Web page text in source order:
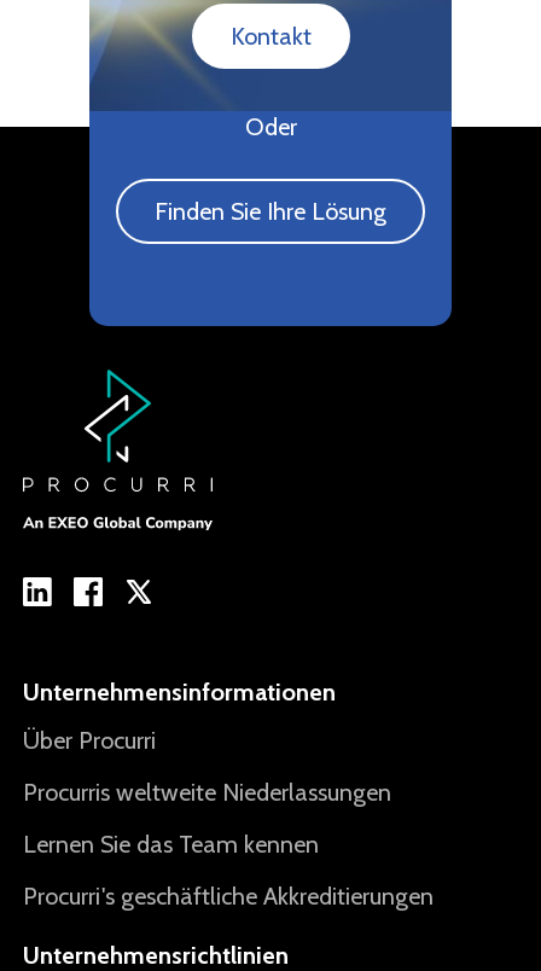
Kontakt
Oder
Finden Sie Ihre Lösung
Unternehmensinformationen
Über Procurri
Procurris weltweite Niederlassungen
Lernen Sie das Team kennen
Procurri's geschäftliche Akkreditierungen
Unternehmensrichtlinien